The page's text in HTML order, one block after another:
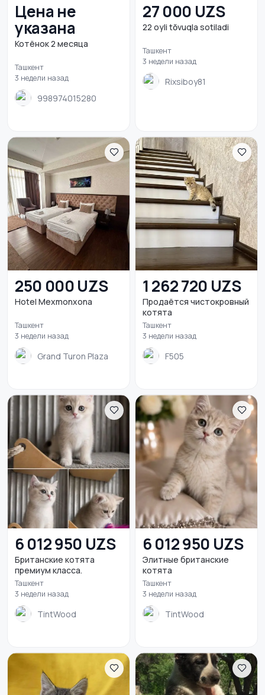
Цена не
указана
Котёнок 2 месяца
Ташкент
3 недели назад
998974015280
27 000 UZS
22 oyli tŏvuqla sotiladi
Ташкент
3 недели назад
Rixsiboy81
250 000 UZS
Hotel Mexmonxona
Ташкент
3 недели назад
Grand Turon Plaza
1 262 720 UZS
Продаётся чистокровный
котята
Ташкент
3 недели назад
F505
6 012 950 UZS
Британские котята
премиум класса.
Ташкент
3 недели назад
TintWood
6 012 950 UZS
Элитные британские
котята
Ташкент
3 недели назад
TintWood